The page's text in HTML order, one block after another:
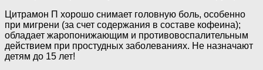
Цитрамон П хорошо снимает головную боль, особенно
при мигрени (за счет содержания в составе кофеина);
обладает жаропонижающим и противовоспалительным
действием при простудных заболеваниях. Не назначают
детям до 15 лет!